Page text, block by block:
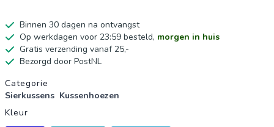
Binnen 30 dagen na ontvangst
Op werkdagen voor 23:59 besteld, morgen in huis
Gratis verzending vanaf 25,-
Bezorgd door PostNL
Productgegevens
Categorie
Sierkussens Kussenhoezen
Kleur